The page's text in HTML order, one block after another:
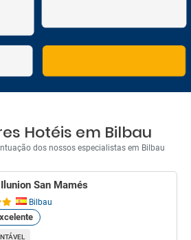
Hotéis em Bilbau
dos nossos especialistas em Bilbau
San Mamés
Bilbau